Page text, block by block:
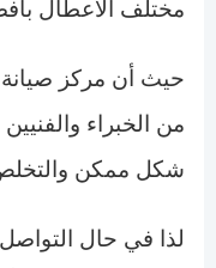
مختلف الأعطال
حيث أن مركز صيانة
من الخبراء
شكل ممكن والتخلص
لذا في حال